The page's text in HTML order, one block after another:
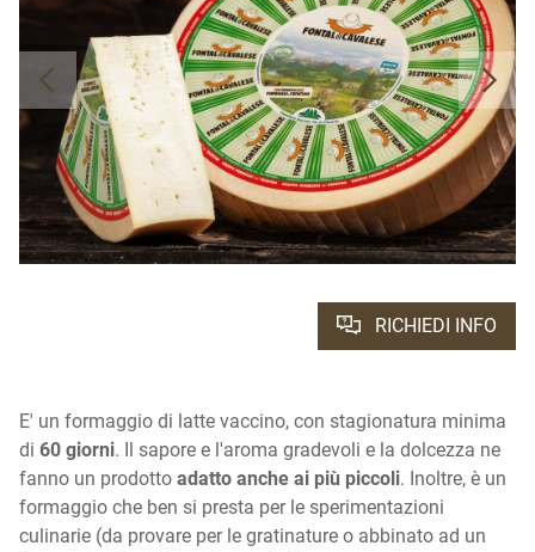
RICHIEDI INFO
E' un formaggio di latte vaccino, con stagionatura minima
di 60 giorni. Il sapore e l'aroma gradevoli e la dolcezza ne
fanno un prodotto adatto anche ai più piccoli. Inoltre, è un
formaggio che ben si presta per le sperimentazioni
culinarie (da provare per le gratinature o abbinato ad un